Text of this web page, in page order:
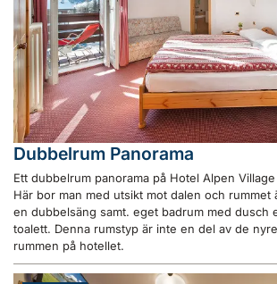
Dubbelrum Panorama
Ett dubbelrum panorama på Hotel Alpen
Här bor man med utsikt mot dalen och rummet
en dubbelsäng samt. eget badrum med dusch
toalett. Denna rumstyp är inte en del av de
rummen på hotellet.